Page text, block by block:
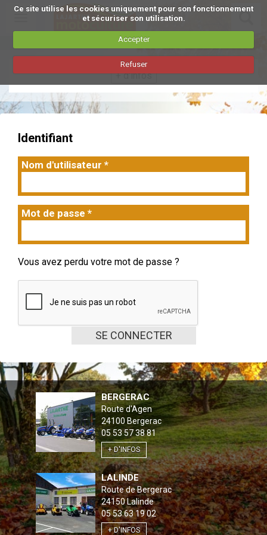
Ce site utilise les cookies uniquement pour son fonctionnement
et sécuriser son utilisation.
Accepter
Refuser
Aller
principal
navigation
+ d'infos
Identifiant
Nom d'utilisateur *
Mot de passe *
Vous avez perdu votre mot de passe ?
SE CONNECTER
BERGERAC
Route d'Agen
24100 Bergerac
05 53 57 38 81
+ D'INFOS
LALINDE
Route de Bergerac
24150 Lalinde
05 53 63 19 02
+ D'INFOS